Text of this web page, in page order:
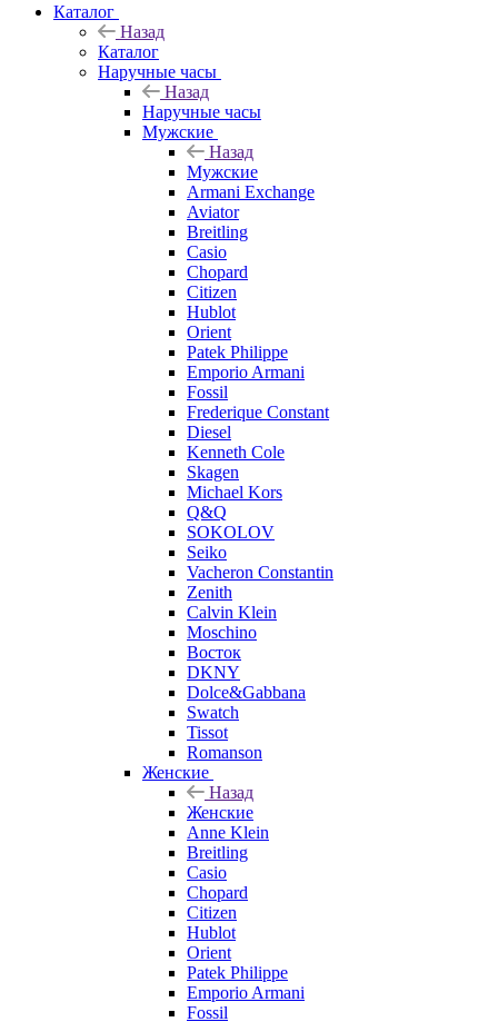
Каталог
Назад
Каталог
Наручные часы
Назад
Наручные часы
Мужские
Назад
Мужские
Armani Exchange
Aviator
Breitling
Casio
Chopard
Citizen
Hublot
Orient
Patek Philippe
Emporio Armani
Fossil
Frederique Constant
Diesel
Kenneth Cole
Skagen
Michael Kors
Q&Q
SOKOLOV
Seiko
Vacheron Constantin
Zenith
Calvin Klein
Moschino
Восток
DKNY
Dolce&Gabbana
Swatch
Tissot
Romanson
Женские
Назад
Женские
Anne Klein
Breitling
Casio
Chopard
Citizen
Hublot
Orient
Patek Philippe
Emporio Armani
Fossil